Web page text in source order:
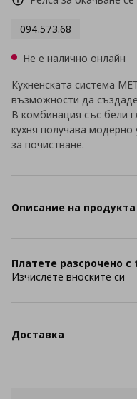
094.573.68
Не е налично онлайн
Кухненската система
възможности да
В комбинация със бели
кухня получава
за почистване.
Описание на продукта
Платете разсрочено с
Изчислете вноските си
Доставка